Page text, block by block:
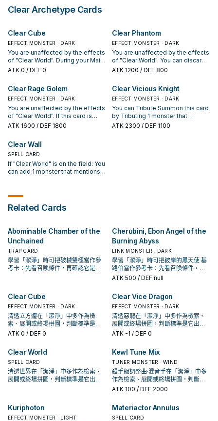
ClearArchetype Cards
Clear Cube
EFFECT MONSTER · DARK
You are unaffected by the effects
of "Clear World". During your Main
Phase, you can Normal Summon 1
Summon/Set. (You can only gain
this effect once per turn.) If this
face-up card in its owner's control
leaves the field by an opponent's
card: You can Special Summon 1
monster that mentions "Clear
ATK 0 / DEF 0
Clear Phantom
EFFECT MONSTER · DARK
You are unaffected by the effects
of "Clear World". You can discard 2
cards, including this card; add 2
hand, that are "Clear World" or
Spells/Traps that mention it. You
can only use this effect of "Clear
Phantom" once per turn. If this
card is destroyed: You can target 1
monster your opponent controls;
destroy it, and if you do, send the
ATK 1200 / DEF 800
Clear Rage Golem
EFFECT MONSTER · DARK
You are unaffected by the effects
of "Clear World". If this card is
Normal or Special Summoned:
"Clear World" can attack directly.
You can only use this effect of
"Clear Rage Golem" once per turn.
When this card inflicts battle
opponent for each card in their
ATK 1600 / DEF 1800
Clear Vicious Knight
EFFECT MONSTER · DARK
You can Tribute Summon this card
by Tributing 1 monster that
mentions "Clear World". Gains ATK
ATK 2300 / DEF 1100
Clear Wall
SPELL CARD
If "Clear World" is on the field: You
can add 1 monster that mentions
effect of "Clear Wall" once per
turn. Monsters that mention "Clear
World" cannot be destroyed by
damage from that battle. While
you control a Level 7 or higher
monster that mentions "Clear
World", your opponent receives all
effects of "Clear World",
regardless of the monster
Attributes they control.
Related Cards
Abominable Chamber of the
Unchained
TRAP CARD
學習「潔淨」時可把破械雙極當作參
考卡：先看召喚條件，再確認它是起
Cherubini, Ebon Angel of the
Burning Abyss
LINK MONSTER · DARK
學習「潔淨」時可把彼岸的黑天使 基
路伯當作參考卡：先看召喚條件，再
確認它是起手、展開還是收益卡。
ATK 500 / DEF null
Clear Cube
EFFECT MONSTER · DARK
清透立方體在「潔淨」中多作為檢
索、展開或終場拼圖，判斷標準是它
出現在成功起手中的頻率。
ATK 0 / DEF 0
Clear Vice Dragon
EFFECT MONSTER · DARK
清透惡龍在「潔淨」中多作為檢索、
展開或終場拼圖，判斷標準是它出現
在成功起手中的頻率。
ATK -1 / DEF 0
Clear World
SPELL CARD
清透世界在「潔淨」中多作為檢索、
展開或終場拼圖，判斷標準是它出現
Kewl Tune Mix
TUNER MONSTER · WIND
殺手級調整曲·混音手在「潔淨」中多
作為檢索、展開或終場拼圖，判斷標
準是它出現在成功起手中的頻率。
ATK 100 / DEF 2000
Kuriphoton
EFFECT MONSTER · LIGHT
Materiactor Annulus
SPELL CARD